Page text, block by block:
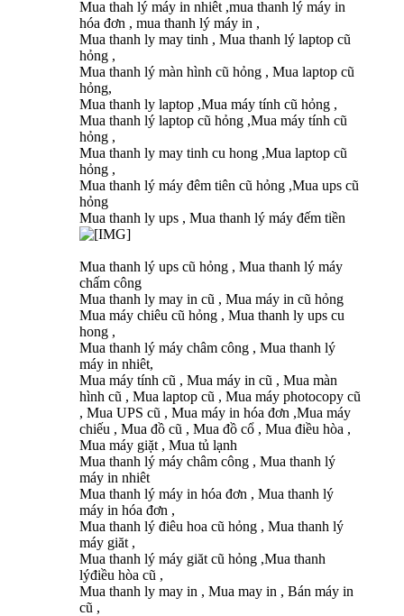
Mua thah lý máy in nhiêt ,mua thanh lý máy in
hóa đơn , mua thanh lý máy in ,
Mua thanh ly may tinh , Mua thanh lý laptop cũ
hỏng ,
Mua thanh lý màn hình cũ hỏng , Mua laptop cũ
hỏng,
Mua thanh ly laptop ,Mua máy tính cũ hỏng ,
Mua thanh lý laptop cũ hỏng ,Mua máy tính cũ
hỏng ,
Mua thanh ly may tinh cu hong ,Mua laptop cũ
hỏng ,
Mua thanh lý máy đêm tiên cũ hỏng ,Mua ups cũ
hỏng
Mua thanh ly ups , Mua thanh lý máy đếm tiền
Mua thanh lý ups cũ hỏng , Mua thanh lý máy
chấm công
Mua thanh ly may in cũ , Mua máy in cũ hỏng
Mua máy chiêu cũ hỏng , Mua thanh ly ups cu
hong ,
Mua thanh lý máy châm công , Mua thanh lý
máy in nhiêt,
Mua máy tính cũ , Mua máy in cũ , Mua màn
hình cũ , Mua laptop cũ , Mua máy photocopy cũ
, Mua UPS cũ , Mua máy in hóa đơn ,Mua máy
chiếu , Mua đồ cũ , Mua đồ cổ , Mua điều hòa ,
Mua máy giặt , Mua tủ lạnh
Mua thanh lý máy châm công , Mua thanh lý
máy in nhiêt
Mua thanh lý máy in hóa đơn , Mua thanh lý
máy in hóa đơn ,
Mua thanh lý điêu hoa cũ hỏng , Mua thanh lý
máy giăt ,
Mua thanh lý máy giăt cũ hỏng ,Mua thanh
lýđiều hòa cũ ,
Mua thanh ly may in , Mua may in , Bán máy in
cũ ,